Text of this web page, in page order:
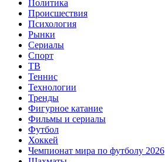
Политика
Происшествия
Психология
Рынки
Сериалы
Спорт
ТВ
Теннис
Технологии
Тренды
Фигурное катание
Фильмы и сериалы
Футбол
Хоккей
Чемпионат мира по футболу 2026